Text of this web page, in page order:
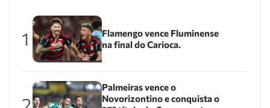
1
Flamengo vence Fluminense
na final do Carioca.
Palmeiras vence o
Novorizontino e conquista o